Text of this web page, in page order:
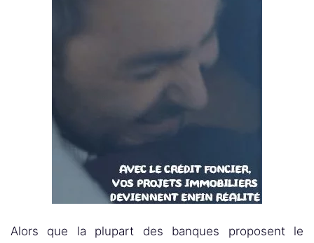
Alors que la plupart des banques proposent le